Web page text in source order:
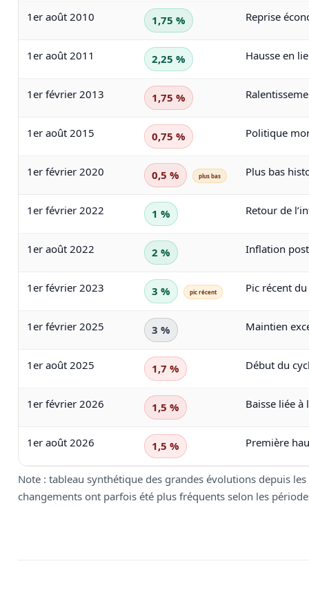
1er août 2010 1,75 % Reprise
1er août 2011 2,25 % Hausse en
1er février 2013 1,75 %
1er août 2015 0,75 % Politique
1er février 2020 0,5 % plus bas Plus bas
1er février 2022 1 % Retour de
1er août 2022 2 % Inflation
1er février 2023 3 % pic récent Pic récent
1er février 2025 3 % Maintien
1er août 2025 1,7 % Début du
1er février 2026 1,5 % Baisse liée
1er août 2026 1,5 % Première
Note : tableau synthétique des grandes évolutions depuis
changements ont parfois été plus fréquents selon les